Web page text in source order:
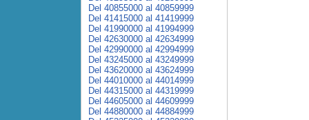
Del 40855000 al 40859999
Del 41415000 al 41419999
Del 41990000 al 41994999
Del 42630000 al 42634999
Del 42990000 al 42994999
Del 43245000 al 43249999
Del 43620000 al 43624999
Del 44010000 al 44014999
Del 44315000 al 44319999
Del 44605000 al 44609999
Del 44880000 al 44884999